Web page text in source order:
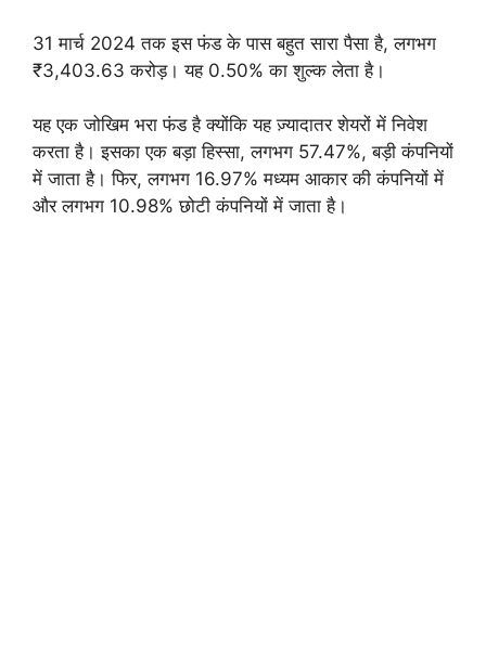
31 मार्च 2024 तक इस फंड के पास बहुत सारा पैसा है, लगभग
₹3,403.63 करोड़। यह 0.50% का शुल्क लेता है।
यह एक जोखिम भरा फंड है क्योंकि यह ज़्यादातर शेयरों में निवेश
करता है। इसका एक बड़ा हिस्सा, लगभग 57.47%, बड़ी कंपनियों
में जाता है। फिर, लगभग 16.97% मध्यम आकार की कंपनियों में
और लगभग 10.98% छोटी कंपनियों में जाता है।